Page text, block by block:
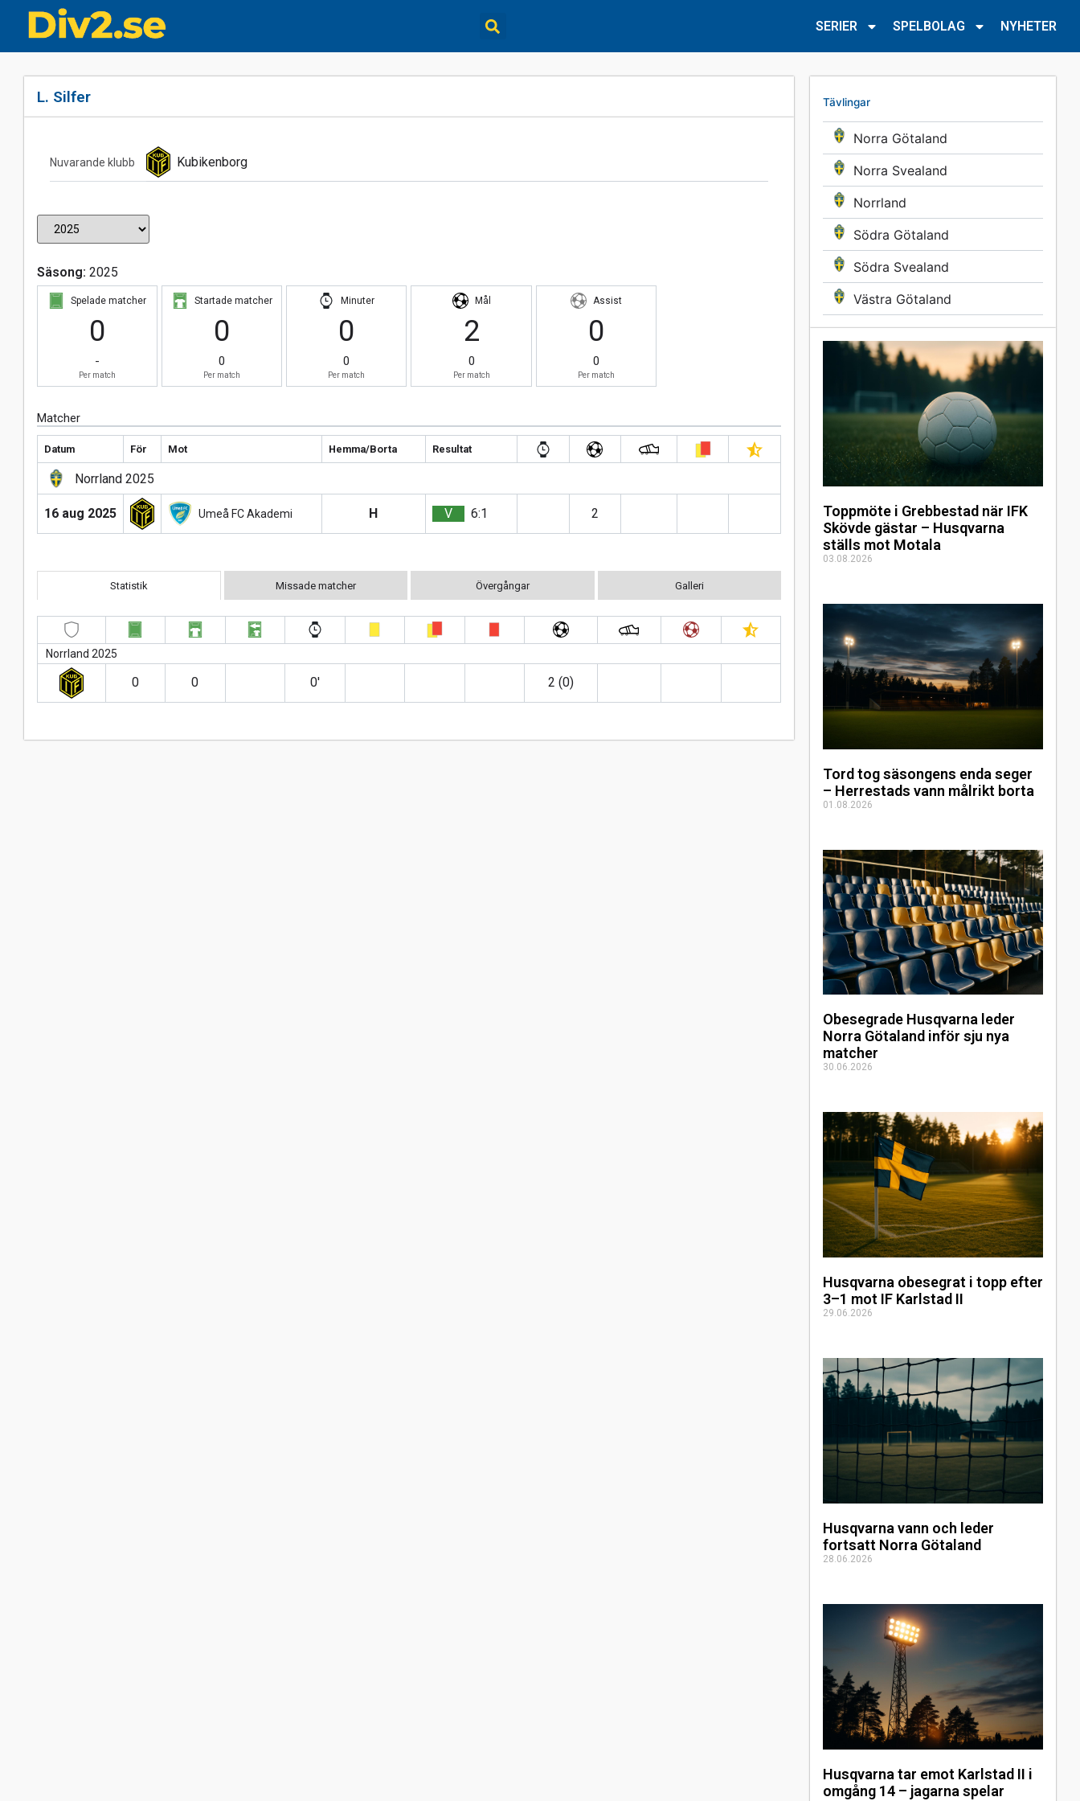
SERIER SPELBOLAG NYHETER
Tävlingar
Norra Götaland
Norra Svealand
Norrland
Södra Götaland
Södra Svealand
Västra Götaland
Toppmöte i Grebbestad när IFK
Skövde gästar – Husqvarna
ställs mot Motala
03.08.2026
Tord tog säsongens enda seger
– Herrestads vann målrikt borta
01.08.2026
Obesegrade Husqvarna leder
Norra Götaland inför sju nya
matcher
30.06.2026
Husqvarna obesegrat i topp efter
3–1 mot IF Karlstad II
29.06.2026
Husqvarna vann och leder
fortsatt Norra Götaland
28.06.2026
Husqvarna tar emot Karlstad II i
omgång 14 – jagarna spelar
L. Silfer
Nuvarande klubb Kubikenborg
Säsong: 2025
Spelade matcher
0
-
Per match
Startade matcher
0
0
Per match
Minuter
0
0
Per match
Mål
2
0
Per match
Assist
0
0
Per match
Matcher
Datum För Mot Hemma/Borta Resultat
Norrland 2025
16 aug 2025 Umeå FC Akademi H V 6:1 2
Statistik Missade matcher Övergångar Galleri
Norrland 2025
0 0 0′ 2 (0)